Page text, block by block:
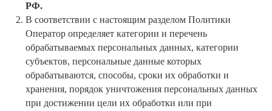
РФ.
В соответствии с настоящим разделом Политики
Оператор определяет категории и перечень
обрабатываемых персональных данных, категории
субъектов, персональные данные которых
обрабатываются, способы, сроки их обработки и
хранения, порядок уничтожения персональных данных
при достижении цели их обработки или при